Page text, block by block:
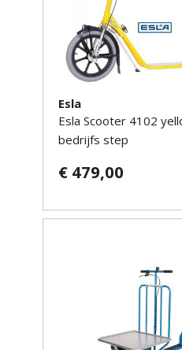
Esla
Esla Scooter 4102
bedrijfs step
€ 479,00